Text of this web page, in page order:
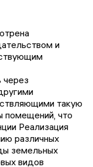
и
через
такую
помещений, что
Реализация
различных
земельных
видов